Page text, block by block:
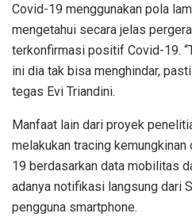
Covid-19 menggunakan pola
mengetahui secara jelas
terkonfirmasi positif Covid-19.
ini dia tak bisa menghindar,
tegas Evi Triandini.
Manfaat lain dari proyek
melakukan tracing
19 berdasarkan data mobilitas
adanya notifikasi langsung dari
pengguna smartphone.